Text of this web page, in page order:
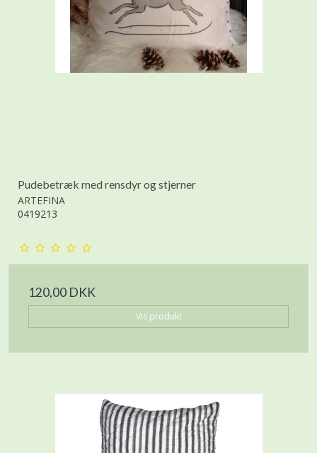
Pudebetræk med rensdyr og stjerner
ARTEFINA
0419213
120,00 DKK
Vis produkt